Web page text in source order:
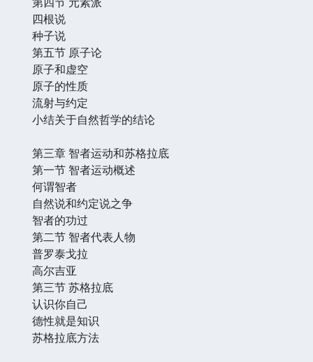
四根说
种子说
第五节 原子论
原子和虚空
原子的性质
流射与约定
小结关于自然哲学的结论
第三章 智者运动和苏格拉底
第一节 智者运动概述
何谓智者
自然说和约定说之争
智者的功过
第二节 智者代表人物
普罗泰戈拉
高尔吉亚
第三节 苏格拉底
认识你自己
德性就是知识
苏格拉底方法